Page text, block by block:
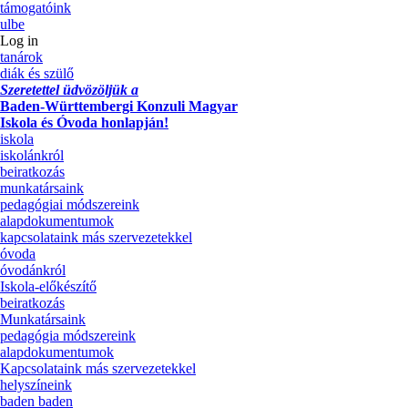
támogatóink
ulbe
Log in
tanárok
diák és szülő
Szeretettel üdvözöljük a
Baden-Württembergi Konzuli Magyar
Iskola és Óvoda honlapján!
iskola
iskolánkról
beiratkozás
munkatársaink
pedagógiai módszereink
alapdokumentumok
kapcsolataink más szervezetekkel
óvoda
óvodánkról
Iskola-előkészítő
beiratkozás
Munkatársaink
pedagógia módszereink
alapdokumentumok
Kapcsolataink más szervezetekkel
helyszíneink
baden baden